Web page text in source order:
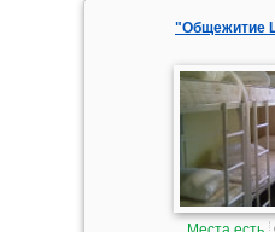
"Общежитие